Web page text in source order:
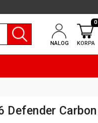
NALOG KORPA
0
Defender Carbon